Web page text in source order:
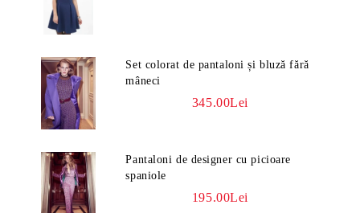
Set colorat de pantaloni și bluză fără
mâneci
345.00Lei
Pantaloni de designer cu picioare
spaniole
195.00Lei